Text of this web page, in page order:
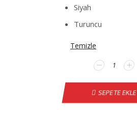
Siyah
Turuncu
Temizle
Toyota
Corolla
YENİ
KASA
Direksiyon
SEPETE EKLE